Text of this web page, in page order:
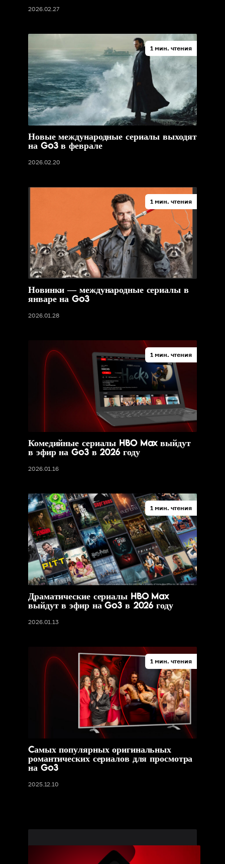
2026.02.27
1 мин. чтения
Новые международные сериалы выходят
на Go3 в феврале
2026.02.20
1 мин. чтения
Новинки — международные сериалы в
январе на Go3
2026.01.28
1 мин. чтения
Комедийные сериалы HBO Max выйдут
в эфир на Go3 в 2026 году
2026.01.16
1 мин. чтения
Драматические сериалы HBO Max
выйдут в эфир на Go3 в 2026 году
2026.01.13
1 мин. чтения
Cамых популярных оригинальных
романтических сериалов для просмотра
на Go3
2025.12.10